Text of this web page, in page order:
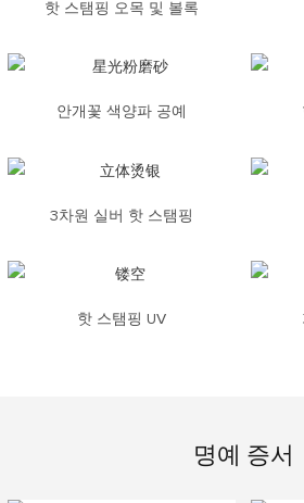
핫 스탬핑 오목 및 볼록
안개꽃 색양파 공예
3차원 실버 핫 스탬핑
핫 스탬핑 UV
명예 증서